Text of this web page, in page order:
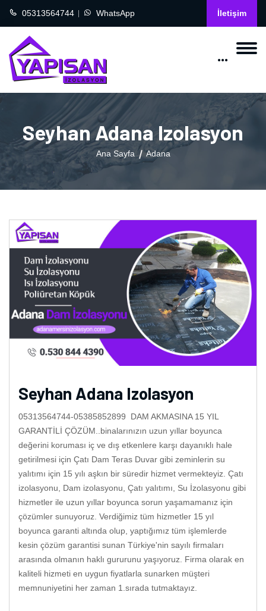
05313564744 WhatsApp İletişim
Seyhan Adana Izolasyon
Ana Sayfa Adana
Seyhan Adana Izolasyon
05313564744-05385852899 DAM AKMASINA 15 YIL
GARANTİLİ ÇÖZÜM..binalarınızın uzun yıllar boyunca
değerini koruması iç ve dış etkenlere karşı dayanıklı hale
getirilmesi için Çatı Dam Teras Duvar gibi zeminlerin su
yalıtımı için 15 yılı aşkın bir süredir hizmet vermekteyiz. Çatı
izolasyonu, Dam izolasyonu, Çatı yalıtımı, Su İzolasyonu gibi
hizmetler ile uzun yıllar boyunca sorun yaşamamanız için
çözümler sunuyoruz. Verdiğimiz tüm hizmetler 15 yıl
boyunca garanti altında olup, yaptığımız tüm işlemlerde
kesin çözüm garantisi sunan Türkiye'nin sayılı firmaları
arasında olmanın haklı gururunu yaşıyoruz. Firma olarak en
kaliteli hizmeti en uygun fiyatlarla sunarken müşteri
memnuniyetini her zaman 1.sırada tutmaktayız.